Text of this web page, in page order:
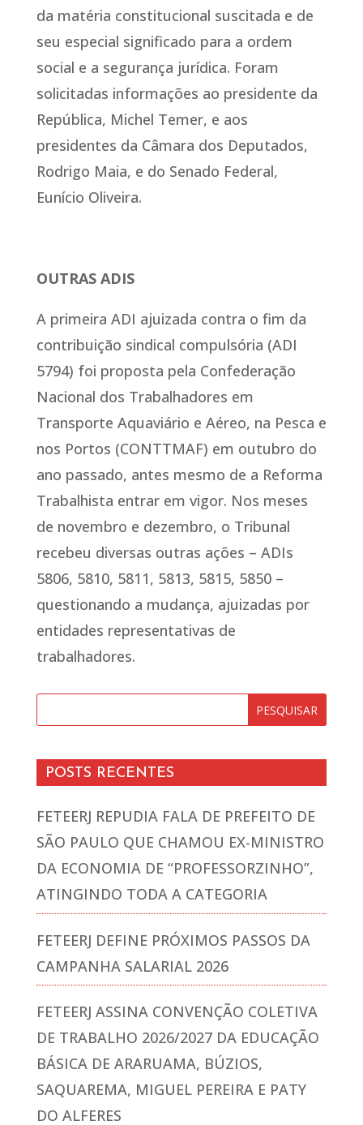
da matéria constitucional suscitada e de
seu especial significado para a ordem
social e a segurança jurídica. Foram
solicitadas informações ao presidente da
República, Michel Temer, e aos
presidentes da Câmara dos Deputados,
Rodrigo Maia, e do Senado Federal,
Eunício Oliveira.
OUTRAS ADIS
A primeira ADI ajuizada contra o fim da
contribuição sindical compulsória (ADI
5794) foi proposta pela Confederação
Nacional dos Trabalhadores em
Transporte Aquaviário e Aéreo, na Pesca e
nos Portos (CONTTMAF) em outubro do
ano passado, antes mesmo de a Reforma
Trabalhista entrar em vigor. Nos meses
de novembro e dezembro, o Tribunal
recebeu diversas outras ações – ADIs
5806, 5810, 5811, 5813, 5815, 5850 –
questionando a mudança, ajuizadas por
entidades representativas de
trabalhadores.
POSTS RECENTES
FETEERJ REPUDIA FALA DE PREFEITO DE
SÃO PAULO QUE CHAMOU EX-MINISTRO
DA ECONOMIA DE “PROFESSORZINHO”,
ATINGINDO TODA A CATEGORIA
FETEERJ DEFINE PRÓXIMOS PASSOS DA
CAMPANHA SALARIAL 2026
FETEERJ ASSINA CONVENÇÃO COLETIVA
DE TRABALHO 2026/2027 DA EDUCAÇÃO
BÁSICA DE ARARUAMA, BÚZIOS,
SAQUAREMA, MIGUEL PEREIRA E PATY
DO ALFERES